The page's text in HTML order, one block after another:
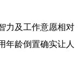
力及工作意愿相对
年龄倒置确实让人